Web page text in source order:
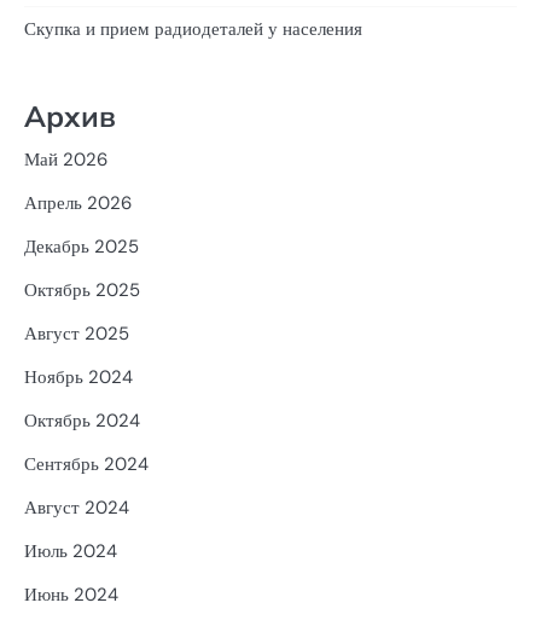
Скупка и прием радиодеталей у населения
Архив
Май 2026
Апрель 2026
Декабрь 2025
Октябрь 2025
Август 2025
Ноябрь 2024
Октябрь 2024
Сентябрь 2024
Август 2024
Июль 2024
Июнь 2024